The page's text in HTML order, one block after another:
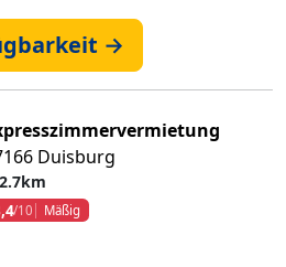
→
Duisburg
2.7km
/10 Mäßig